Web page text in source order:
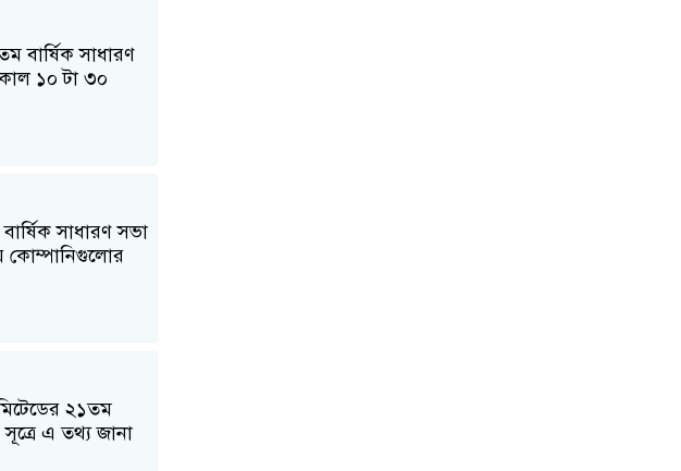
বার্ষিক সাধারণ
১০ টা ৩০
সাধারণ সভা
কোম্পানিগুলোর
২১তম
এ তথ্য জানা